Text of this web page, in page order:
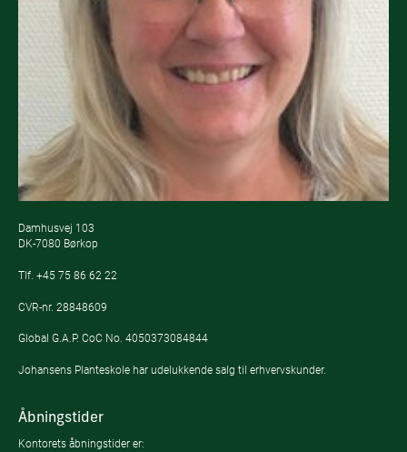
Damhusvej 103
DK-7080 Børkop
Tlf. +45 75 86 62 22
CVR-nr. 28848609
Global G.A.P. CoC No. 4050373084844
Johansens Planteskole har udelukkende salg til erhvervskunder.
Åbningstider
Kontorets åbningstider er: